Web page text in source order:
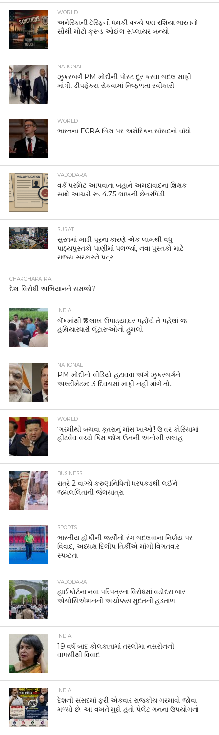
WORLD
અમેરિકાની ટેરિફની ધમકી વચ્ચે પણ રશિયા ભારતનો
સૌથી મોટો ક્રૂડ ઓઈલ સપ્લાયર બન્યો
NATIONAL
ઝુકરબર્ગે PM મોદીની પોસ્ટ દૂર કરવા બદલ માફી
માંગી, ડીપફેક્સ રોકવામાં નિષ્ફળતા સ્વીકારી
WORLD
ભારતના FCRA બિલ પર અમેરિકન સાંસદનો વાંધો
VADODARA
વર્ક પરમિટ આપવાના બહાને અમદાવાદના શિક્ષક
સાથે આચરી રૂ. 4.75 લાખની છેતરપિંડી
SURAT
સુરતમાં ખાડી પૂરના કારણે એક લાખથી વધુ
પાઠ્યપુસ્તકો પાણીમાં પલળ્યાં, નવા પુસ્તકો માટે
રાજ્ય સરકારને પત્ર
CHARCHAPATRA
દેશ-વિરોધી અભિયાનને સમજો?
INDIA
બેંકમાંથી ₹6 લાખ ઉપાડ્યા,ઘર પહોંચે તે પહેલાં જ
હથિયારધારી લૂંટારૂઓનો હુમલો
NATIONAL
PM મોદીનો વીડિયો હટાવવા અંગે ઝુકરબર્ગને
અલ્ટીમેટમ: 3 દિવસમાં માફી નહીં માંગે તો..
WORLD
‘ગરમીથી બચવા કૂતરાનું માંસ ખાઓ’! ઉત્તર કોરિયામાં
હીટવેવ વચ્ચે કિમ જોંગ ઉનની અનોખી સલાહ
BUSINESS
રાત્રે 2 વાગ્યે કરુણાનિધિની ધરપકડથી લઈને
જયલલિતાની જેલયાત્રા
SPORTS
ભારતીય હોકીની જર્સીનો રંગ બદલવાના નિર્ણય પર
વિવાદ, અધ્યક્ષ દિલીપ તિર્કીએ માંગી વિગતવાર
સ્પષ્ટતા
VADODARA
હાઈકોર્ટના નવા પરિપત્રના વિરોધમાં વડોદરા બાર
એસોસિએશનની અચોક્કસ મુદતની હડતાળ
INDIA
19 વર્ષ બાદ કોલકાતામાં તસ્લીમા નસરીનની
વાપસીથી વિવાદ
INDIA
દેશની સંસદમાં ફરી એકવાર રાજકીય ગરમાવો જોવા
મળ્યો છે. આ વખતે મુદ્દો હતો પેલેટ ગનના ઉપયોગનો